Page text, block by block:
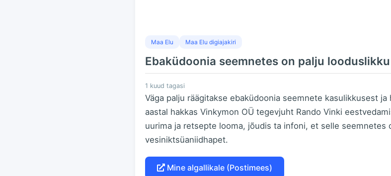
Maa Elu Maa Elu digiajakiri
Ebaküdoonia seemnetes on palju
1 kuud tagasi
Väga palju räägitakse ebaküdoonia seemnete kasulikkusest
aastal hakkas Vinkymon OÜ tegevjuht Rando Vinki
uurima ja retsepte looma, jõudis ta infoni, et selle
vesiniktsüaniidhapet.
Mine algallikale (Postimees)